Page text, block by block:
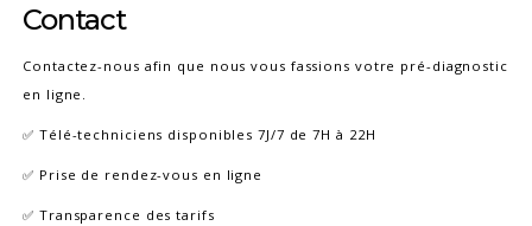
Contact
Contactez-nous afin que nous vous fassions votre pré-diagnostic
en ligne.
✅ Télé-techniciens disponibles 7J/7 de 7H à 22H
✅ Prise de rendez-vous en ligne
✅ Transparence des tarifs